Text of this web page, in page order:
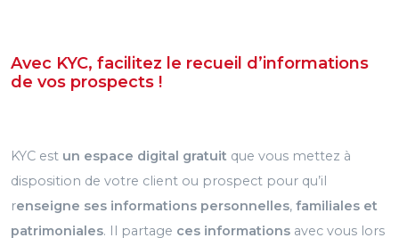
Avec KYC, facilitez le recueil d’informations
de vos prospects !
KYC est un espace digital gratuit que vous mettez à
disposition de votre client ou prospect pour qu’il
renseigne ses informations personnelles, familiales et
patrimoniales. Il partage ces informations avec vous lors